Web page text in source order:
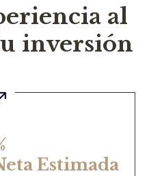
al
inversión
Estimada